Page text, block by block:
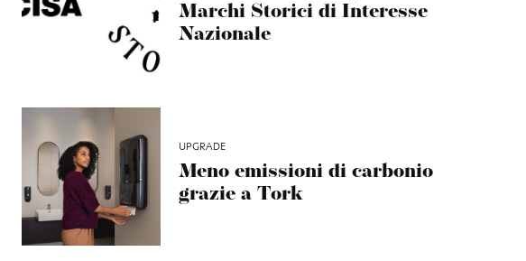
Marchi Storici di Interesse
Nazionale
UPGRADE
Meno emissioni di carbonio
grazie a Tork